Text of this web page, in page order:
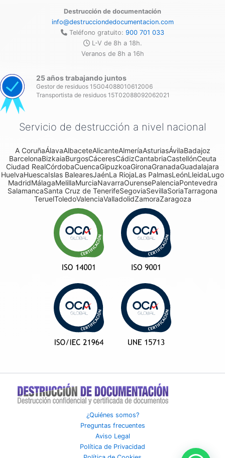
Destrucción de documentación
info@destrucciondedocumentacion.com
Teléfono gratuito: 900 701 033
L-V de 8h a 18h.
Veranos de 8h a 16h
25 años trabajando juntos
Gestor de residuos 15G04088010612006
Transportista de residuos 15T02088092062021
Servicio de destrucción a nivel nacional
A CoruñaÁlavaAlbaceteAlicanteAlmeríaAsturiasÁvilaBadajoz
BarcelonaBizkaiaBurgosCáceresCádizCantabriaCastellónCeuta
Ciudad RealCórdobaCuencaGipuzkoaGironaGranadaGuadalajara
HuelvaHuescaIslas BalearesJaénLa RiojaLas PalmasLeónLleidaLugo
MadridMálagaMelillaMurciaNavarraOurensePalenciaPontevedra
SalamancaSanta Cruz de TenerifeSegoviaSevillaSoriaTarragona
TeruelToledoValenciaValladolidZamoraZaragoza
¿Quiénes somos?
Preguntas frecuentes
Aviso Legal
Política de Privacidad